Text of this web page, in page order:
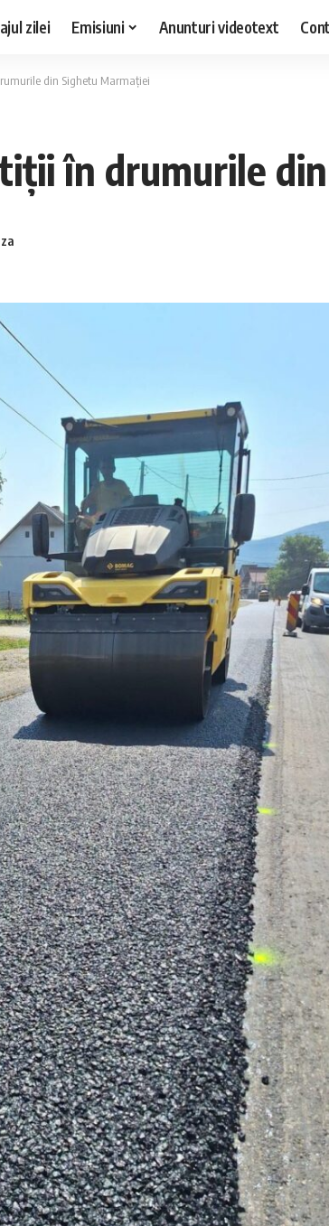
zilei Emisiuni Anunturi videotext
din Sighetu Marmației
în drumurile